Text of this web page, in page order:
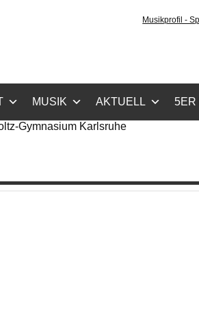
Musikprofil -
MUSIK AKTUELL 5ER